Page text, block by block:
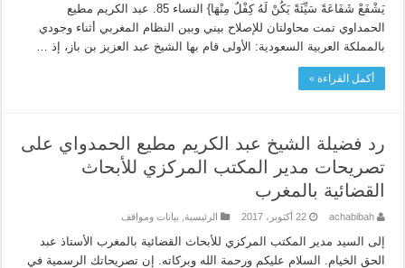
يَشْفَعْ شَفَاعَةً سَيِّئَةً يَكُنْ لَهُ كِفْلٌ مِنْهَا} النساء 85. عبد الكريم مطيع
الحمداوي تمت محاولتان للإصلاح بيني وبين النظام المغربي أثناء وجودي
بالمملكة العربية السعودية: الأولى قام بها الشيخ عبد العزيز بن باز، إذ …
أكمل القراءة »
رد فضيلة الشيخ عبد الكريم مطيع الحمدواي على
تصريحات مدير المكتب المركزي للأبحاث
القضائية بالمغرب
achabibah 22 أكتوبر، 2017 الرئيسية بيانات ومواقف
إلى السيد مدير المكتب المركزي للأبحاث القضائية بالمغرب الأستاذ عبد
الحق الخيام. السلام عليكم ورحمة الله وبركاته. إن تصريحاتك الرسمية في